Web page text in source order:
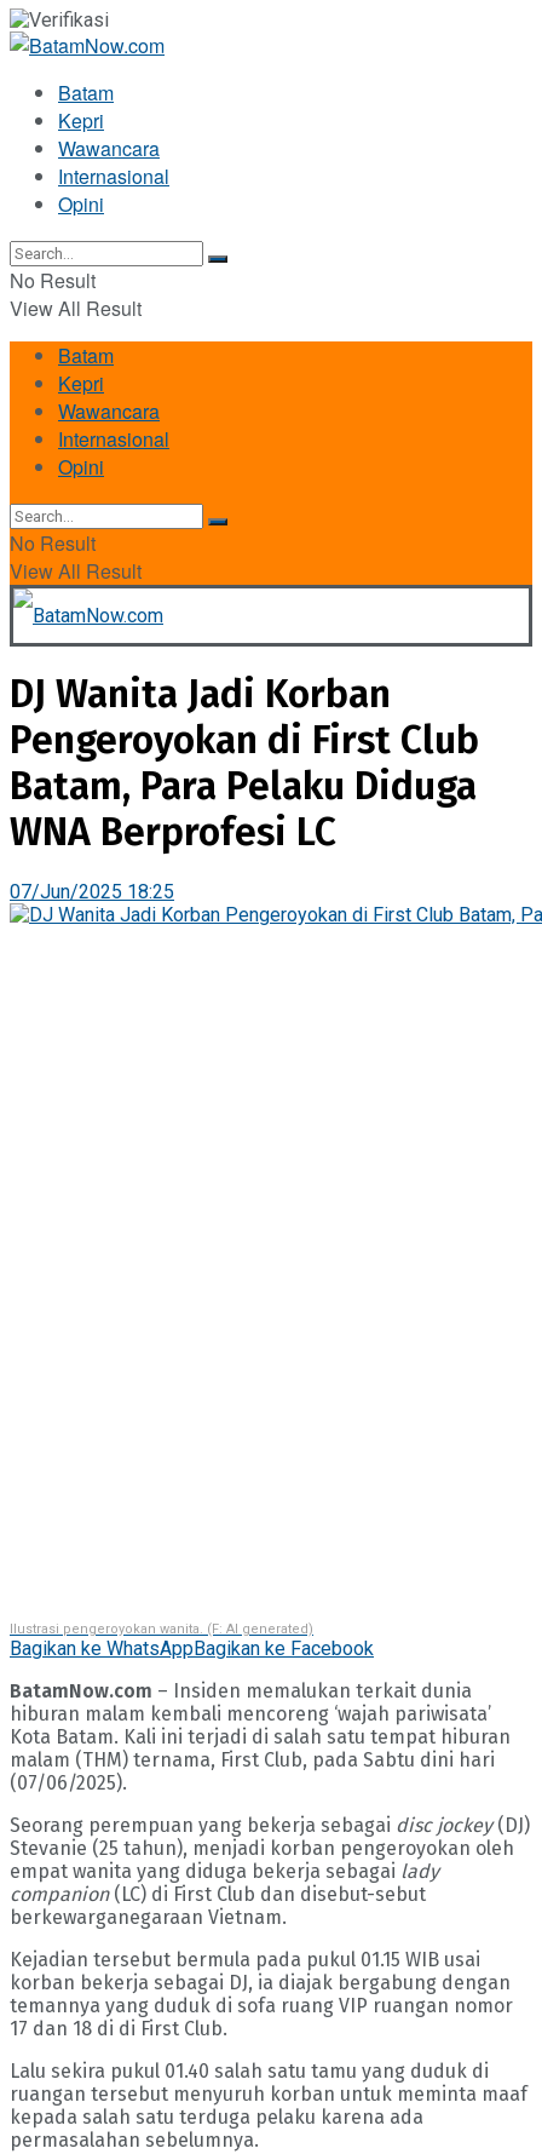
Batam
Kepri
Wawancara
Internasional
Opini
No Result
View All Result
Batam
Kepri
Wawancara
Internasional
Opini
No Result
View All Result
DJ Wanita Jadi Korban
Pengeroyokan di First Club
Batam, Para Pelaku Diduga
WNA Berprofesi LC
07/Jun/2025 18:25
Ilustrasi pengeroyokan wanita. (F: AI generated)
Bagikan ke WhatsAppBagikan ke Facebook
BatamNow.com – Insiden memalukan terkait dunia
hiburan malam kembali mencoreng ‘wajah pariwisata’
Kota Batam. Kali ini terjadi di salah satu tempat hiburan
malam (THM) ternama, First Club, pada Sabtu dini hari
(07/06/2025).
Seorang perempuan yang bekerja sebagai disc jockey(DJ)
Stevanie (25 tahun), menjadi korban pengeroyokan oleh
empat wanita yang diduga bekerja sebagai lady
companion(LC) di First Club dan disebut-sebut
berkewarganegaraan Vietnam.
Kejadian tersebut bermula pada pukul 01.15 WIB usai
korban bekerja sebagai DJ, ia diajak bergabung dengan
temannya yang duduk di sofa ruang VIP ruangan nomor
17 dan 18 di di First Club.
Lalu sekira pukul 01.40 salah satu tamu yang duduk di
ruangan tersebut menyuruh korban untuk meminta maaf
kepada salah satu terduga pelaku karena ada
permasalahan sebelumnya.